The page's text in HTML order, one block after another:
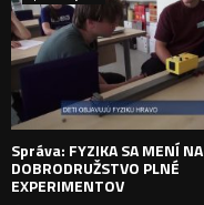
Správa: FYZIKA SA MENÍ NA
DOBRODRUŽSTVO PLNÉ
EXPERIMENTOV